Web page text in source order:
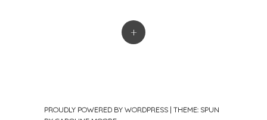
+
PROUDLY POWERED BY WORDPRESS | THEME: SPUN